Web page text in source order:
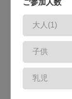
ご参加人数